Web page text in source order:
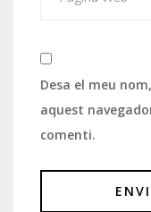
Desa el meu
aquest
comenti.